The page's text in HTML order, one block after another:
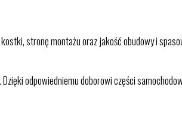
stronę montażu oraz jakość obudowy i
odpowiedniemu doborowi części